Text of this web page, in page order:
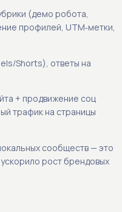
(демо робота,
профилей, UTM‑метки,
Shorts), ответы на
+ продвижение соц
трафик на страницы
сообществ — это
рост брендовых